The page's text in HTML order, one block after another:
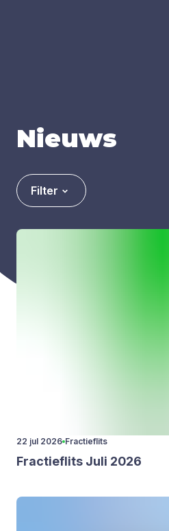
Nieuws
Filter
22 jul 2026 Fractieflits
Frac­tieflits Juli 2026